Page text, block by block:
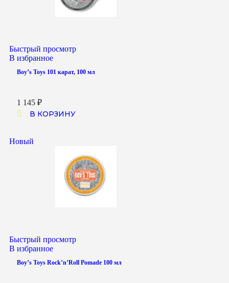
Быстрый просмотр
В избранное
Boy’s Toys 101 карат, 100 мл
1 145 ₽
В КОРЗИНУ
Новый
Быстрый просмотр
В избранное
Boy’s Toys Rock’n’Roll Pomade 100 мл